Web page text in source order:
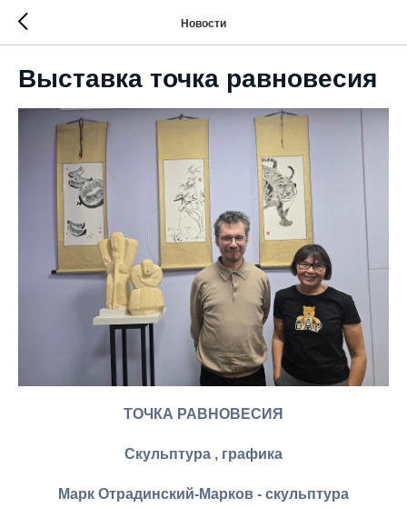
Новости
Выставка точка равновесия
ТОЧКА РАВНОВЕСИЯ
Скульптура , графика
Марк Отрадинский‑Марков - скульптура